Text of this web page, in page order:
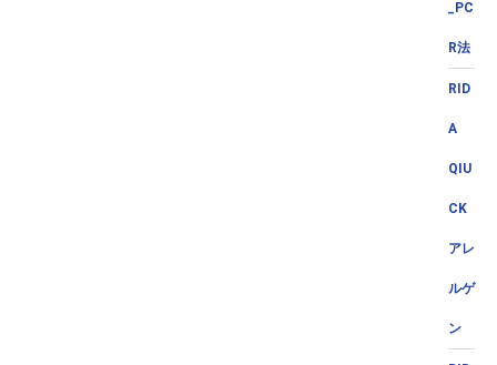
_PC
R法
RID
A
QIU
CK
アレ
ルゲ
ン